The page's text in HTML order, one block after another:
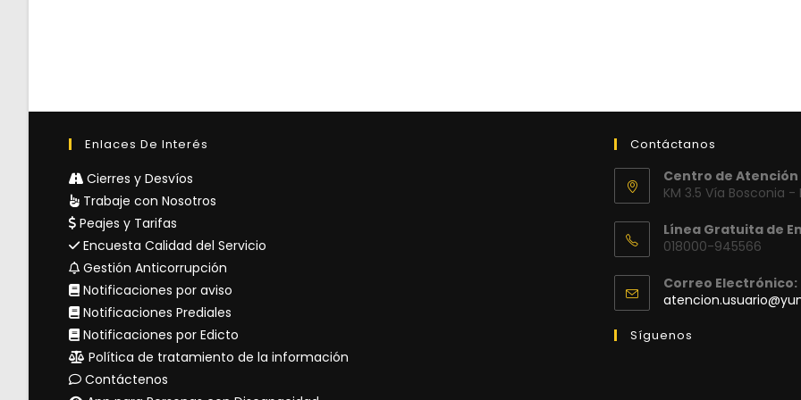
Enlaces De Interés
Cierres y Desvíos
Trabaje con Nosotros
Peajes y Tarifas
Encuesta Calidad del Servicio
Gestión Anticorrupción
Notificaciones por aviso
Notificaciones Prediales
Notificaciones por Edicto
Política de tratamiento de la información
Contáctenos
Contáctanos
Centro de Atención
KM 3.5 Vía Bosconia -
Línea Gratuita de
018000-945566
Correo Electrónico:
Síguenos